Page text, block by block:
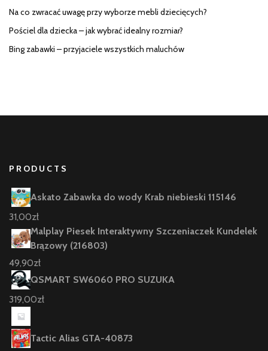
Na co zwracać uwagę przy wyborze mebli dziecięcych?
Pościel dla dziecka – jak wybrać idealny rozmiar?
Bing zabawki – przyjaciele wszystkich maluchów
PRODUCTS
Askato Zabawka do wody Krab niebieski 115146
31,00zł
Malplay Piesek Interaktywny Szczeniaczek Kundelek
Brązowy (216803)
49,90zł
QSMART SW6060 PRO SUZUKA
319,00zł
Tactic Alias GTA-40873